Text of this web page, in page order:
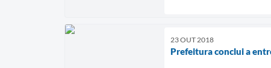
23 OUT 2018
Prefeitura conclui a